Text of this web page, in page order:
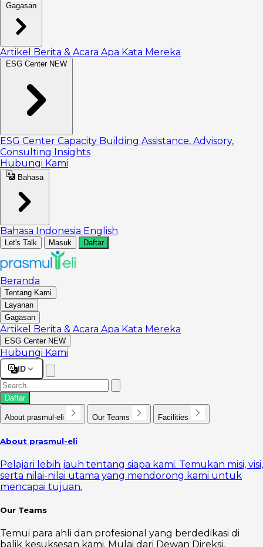
Gagasan
Artikel Berita & Acara Apa Kata Mereka
ESG Center NEW
ESG Center Capacity Building Assistance, Advisory,
Consulting Insights
Hubungi Kami
Bahasa
Bahasa Indonesia English
Let's Talk Masuk Daftar
Beranda
Tentang Kami
Layanan
Gagasan
Artikel Berita & Acara Apa Kata Mereka
ESG Center NEW
Hubungi Kami
ID
Daftar
About prasmul-eli Our Teams Facilities
About prasmul-eli
Pelajari lebih jauh tentang siapa kami. Temukan misi, visi,
serta nilai-nilai utama yang mendorong kami untuk
mencapai tujuan.
Our Teams
Temui para ahli dan profesional yang berdedikasi di
balik kesuksesan kami. Mulai dari Dewan Direksi,